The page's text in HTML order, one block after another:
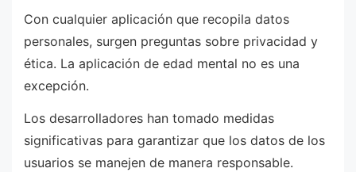
Con cualquier aplicación que recopila datos
personales, surgen preguntas sobre privacidad y
ética. La aplicación de edad mental no es una
excepción.
Los desarrolladores han tomado medidas
significativas para garantizar que los datos de los
usuarios se manejen de manera responsable.